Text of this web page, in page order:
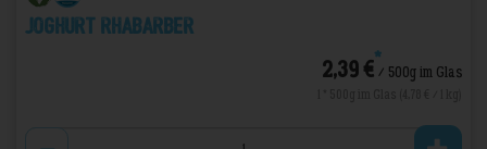
Joghurt Rhabarber
2,39 €*/ 500g im Glas